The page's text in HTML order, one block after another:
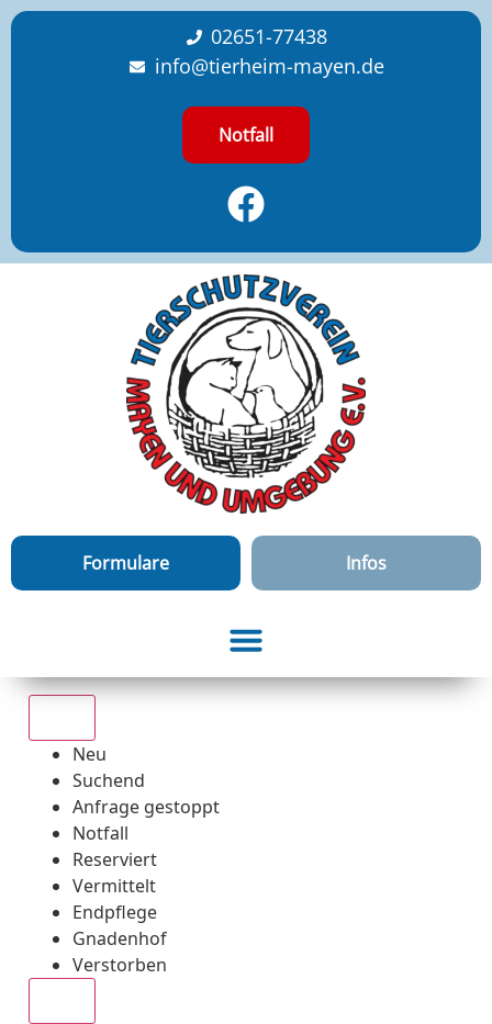
content
02651-77438
info@tierheim-mayen.de
Notfall
Formulare Infos
Neu
Suchend
Anfrage gestoppt
Notfall
Reserviert
Vermittelt
Endpflege
Gnadenhof
Verstorben